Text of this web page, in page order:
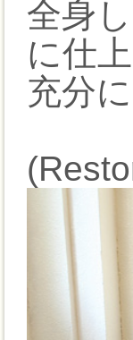
全身
に仕
充分